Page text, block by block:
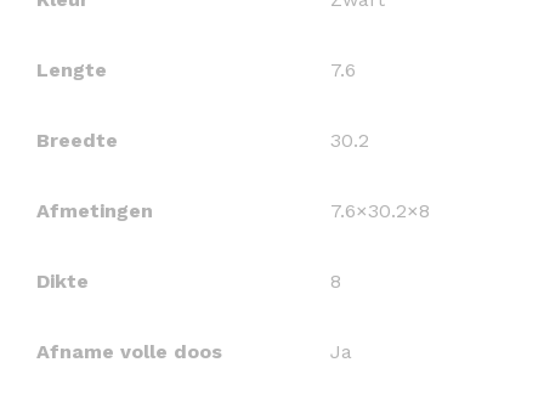
Lengte 7.6
Breedte 30.2
Afmetingen 7.6×30.2×8
Dikte 8
Afname volle doos Ja